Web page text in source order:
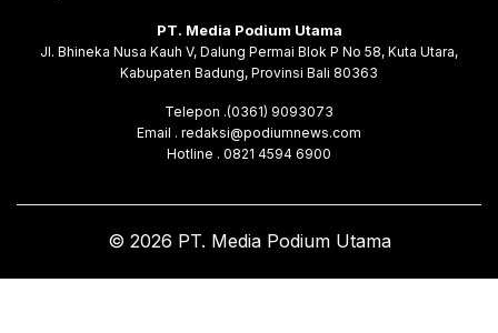
PT. Media Podium Utama
Jl. Bhineka Nusa Kauh V, Dalung Permai Blok P No 58, Kuta Utara,
Kabupaten Badung, Provinsi Bali 80363
Telepon .(0361) 9093073
Email . redaksi@podiumnews.com
Hotline . 0821 4594 6900
© 2026 PT. Media Podium Utama